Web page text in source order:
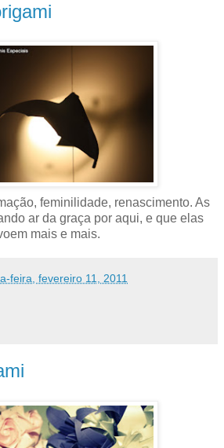
feminilidade, renascimento. As
ar da graça por aqui, e que elas
mais e mais.
feira, fevereiro 11, 2011